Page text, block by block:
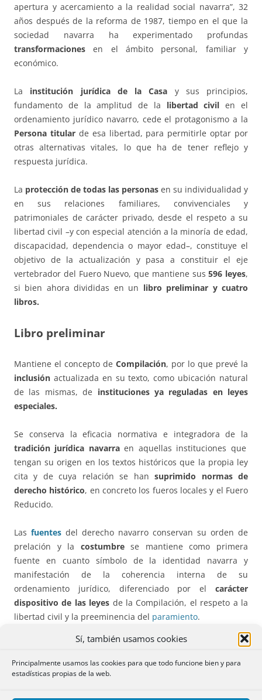
Sí, también usamos cookies
Principalmente usamos las cookies para que todo funcione bien y para
estadísticas propias de la web.
apertura y acercamiento a la realidad social navarra”, 32
años después de la reforma de 1987, tiempo en el que la
sociedad navarra ha experimentado profundas
transformaciones en el ámbito personal, familiar y
económico.
La institución jurídica de la Casa y sus principios,
fundamento de la amplitud de la libertad civil en el
ordenamiento jurídico navarro, cede el protagonismo a la
Persona titularde esa libertad, para permitirle optar por
otras alternativas vitales, lo que ha de tener reflejo y
respuesta jurídica.
La protección de todas las personas en su individualidad y
en sus relaciones familiares, convivenciales y
patrimoniales de carácter privado, desde el respeto a su
libertad civil –y con especial atención a la minoría de edad,
discapacidad, dependencia o mayor edad–, constituye el
objetivo de la actualización y pasa a constituir el eje
vertebrador del Fuero Nuevo, que mantiene sus 596 leyes,
si bien ahora divididas en un libro preliminar y cuatro
libros.
Libro preliminar
Mantiene el concepto de Compilación, por lo que prevé la
inclusión actualizada en su texto, como ubicación natural
de las mismas, de instituciones ya reguladas en leyes
especiales.
Se conserva la eficacia normativa e integradora de la
tradición jurídica navarraen aquellas instituciones que
tengan su origen en los textos históricos que la propia ley
cita y de cuya relación se hansuprimido normas de
derecho histórico, en concreto los fueros locales y el Fuero
Reducido.
Las fuentes del derecho navarro conservan su orden de
prelación y la costumbrese mantiene como primera
fuente en cuanto símbolo de la identidad navarra y
manifestación de la coherencia interna de su
ordenamiento jurídico, diferenciado por el carácter
dispositivo de las leyes de la Compilación, el respeto a la
libertad civil y la preeminencia del paramiento.
remisiones al Código Civilhan de considerarse
dinámicas y no estáticas en el tiempo al derogarse la
Disposición Adicional Única